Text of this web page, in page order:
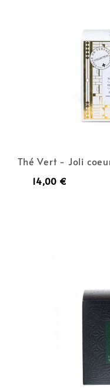
Thé Vert - Joli
14,00 €